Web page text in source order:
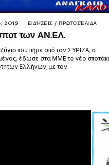
2019 ΕΙΔΉΣΕΙΣ / ΠΡΩΤΟΣΈΛΙΔΑ
των ΑΝ.ΕΛ.
που πήρε από τον ΣΥΡΙΖΑ, ο
έδωσε στα ΜΜΕ το νέο σποτάκι
Ελλήνων, με τον